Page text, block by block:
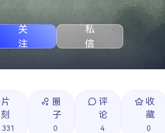
关
注
私
信
片
刻
331
圈
子
0
评
论
4
收
藏
0